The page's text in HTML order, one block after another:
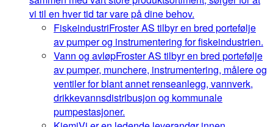
vi til en hver tid tar vare på dine behov.
FiskeindustriFroster AS tilbyr en bred portefølje
av pumper og instrumentering for fiskeindustrien.
Vann og avløpFroster AS tilbyr en bred portefølje
av pumper, munchere, instrumentering, målere og
ventiler for blant annet renseanlegg, vannverk,
drikkevannsdistribusjon og kommunale
pumpestasjoner.